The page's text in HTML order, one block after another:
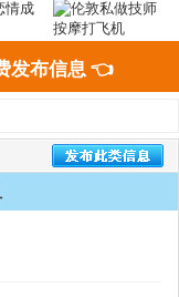
发布信息 👈